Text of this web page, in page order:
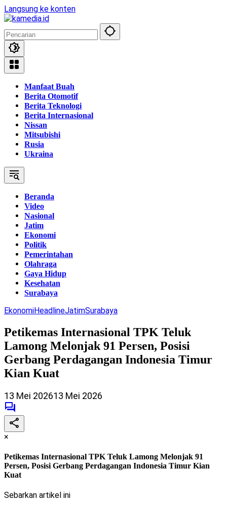
Langsung ke konten
Manfaat Buah
Berita Otomotif
Berita Teknologi
Berita Internasional
Nissan
Mitsubishi
Rusia
Ukraina
Beranda
Video
Nasional
Jatim
Ekonomi
Politik
Pemerintahan
Olahraga
Gaya Hidup
Kesehatan
Surabaya
EkonomiHeadlineJatimSurabaya
Petikemas Internasional TPK Teluk
Lamong Melonjak 91 Persen, Posisi
Gerbang Perdagangan Indonesia Timur
Kian Kuat
13 Mei 202613 Mei 2026
×
Petikemas Internasional TPK Teluk Lamong Melonjak 91
Persen, Posisi Gerbang Perdagangan Indonesia Timur Kian
Kuat
Sebarkan artikel ini